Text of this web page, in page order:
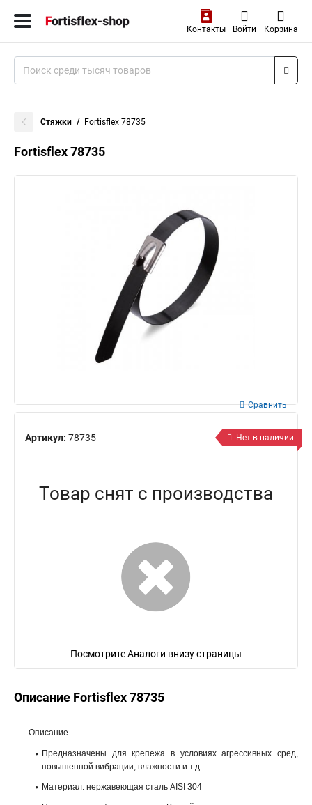
Контакты Войти Корзина
Стяжки Fortisflex 78735
Fortisflex 78735
Артикул: 78735
Сравнить
Нет в наличии
Товар снят с производства
Посмотрите Аналоги внизу страницы
Описание Fortisflex 78735
Описание
Предназначены для крепежа в условиях агрессивных сред,
повышенной вибрации, влажности и т.д.
Материал: нержавеющая сталь AISI 304